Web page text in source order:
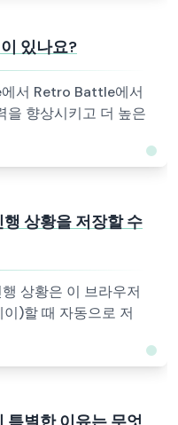
있나요?
서 Retro Battle에서
을 향상시키고 더 높은
상황을 저장할 수
상황은 이 브라우저
)할 때 자동으로 저